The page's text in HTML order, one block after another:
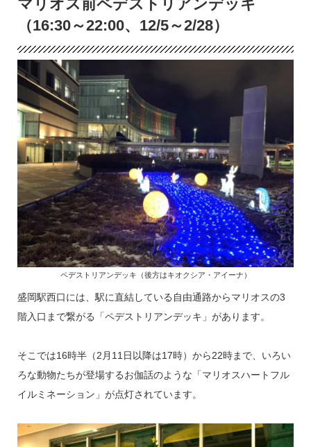
マリオス前ペデストリアンデッキ
（16:30～22:00、12/5～2/28）
ペデストリアンデッキ（後方はキオクシア・アイーナ）
盛岡駅西口には、駅に直結している自由通路からマリオスの3
階入口まで繋がる「ペデストリアンデッキ」があります。
そこでは16時半（2月11日以降は17時）から22時まで、いろい
ろな動物たちが登場するお伽話のような「マリオスハートフル
イルミネーション」が点灯されています。